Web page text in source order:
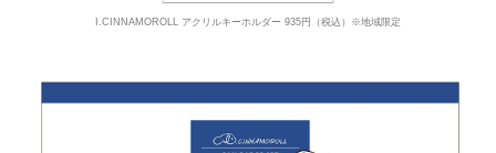
I.CINNAMOROLL アクリルキーホルダー 935円（税込）※地域限定